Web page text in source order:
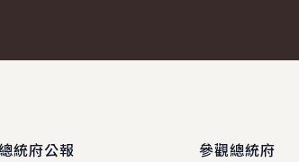
統府公報
參觀總統府